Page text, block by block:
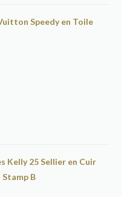
Speedy en Toile
Kelly 25 Sellier en Cuir
Stamp B